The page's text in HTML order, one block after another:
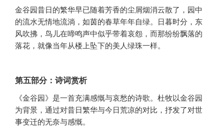
金谷园昔日的繁华早已随着芳香的尘屑烟消云散了，园中
的流水无情地流淌，如茵的春草年年自绿。日暮时分，东
风吹拂，鸟儿在啼鸣声中似乎带着哀怨，而那纷纷飘落的
落花，就像当年从楼上坠下的美人绿珠一样。
第五部分：诗词赏析
《金谷园》是一首充满感慨与哀愁的诗歌。杜牧以金谷园
为背景，通过对昔日繁华与今日荒凉的对比，抒发了对世
事变迁的无奈与感慨。